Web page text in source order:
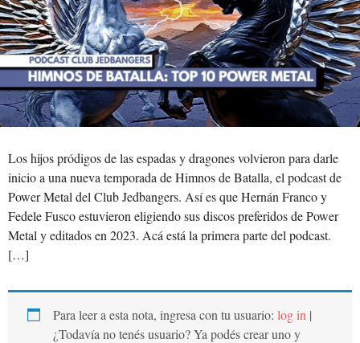
Los hijos pródigos de las espadas y dragones volvieron para darle
inicio a una nueva temporada de Himnos de Batalla, el podcast de
Power Metal del Club Jedbangers. Así es que Hernán Franco y
Fedele Fusco estuvieron eligiendo sus discos preferidos de Power
Metal y editados en 2023. Acá está la primera parte del podcast.
[…]
Para leer a esta nota, ingresa con tu usuario: log in |
¿Todavía no tenés usuario? Ya podés crear uno y